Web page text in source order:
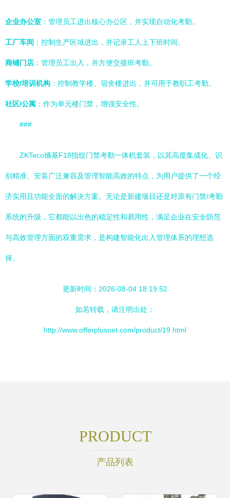
企业办公室 ：管理员工进出核心办公区，并实现自动化考勤。
工厂车间 ：控制生产区域进出，并记录工人上下班时间。
商铺门店 ：管理员工出入，并方便交接班考勤。
学校/培训机构 ：控制教学楼、宿舍楼进出，并可用于教职工考勤。
社区/公寓 ：作为单元楼门禁，增强安全性。
###
ZKTeco熵基F18指纹门禁考勤一体机套装，以其高度集成化、识
别精准、安装广泛兼容及管理智能高效的特点，为用户提供了一个经
济实用且功能全面的解决方案。无论是新建项目还是对原有门禁/考勤
系统的升级，它都能以出色的稳定性和易用性，满足企业在安全防范
与高效管理方面的双重需求，是构建智能化出入管理体系的理想选
择。
更新时间：2026-08-04 18:19:52
如若转载，请注明出处：
http://www.offerplusnet.com/product/19.html
PRODUCT
产品列表